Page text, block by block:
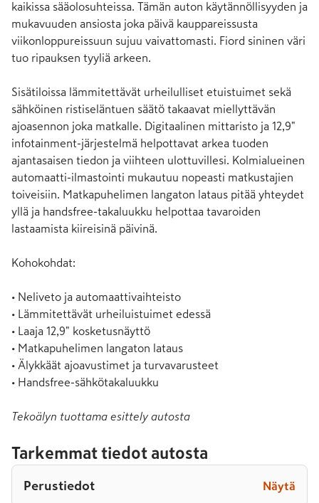
kaikissa sääolosuhteissa. Tämän auton käytännöllisyyden ja
mukavuuden ansiosta joka päivä kauppareissusta
viikonloppureissuun sujuu vaivattomasti. Fiord sininen väri
tuo ripauksen tyyliä arkeen.
Sisätiloissa lämmitettävät urheilulliset etuistuimet sekä
sähköinen ristiseläntuen säätö takaavat miellyttävän
ajoasennon joka matkalle. Digitaalinen mittaristo ja 12,9"
infotainment-järjestelmä helpottavat arkea tuoden
ajantasaisen tiedon ja viihteen ulottuvillesi. Kolmialueinen
automaatti-ilmastointi mukautuu nopeasti matkustajien
toiveisiin. Matkapuhelimen langaton lataus pitää yhteydet
yllä ja handsfree-takaluukku helpottaa tavaroiden
lastaamista kiireisinä päivinä.
Kohokohdat:
• Neliveto ja automaattivaihteisto
• Lämmitettävät urheiluistuimet edessä
• Laaja 12,9" kosketusnäyttö
• Matkapuhelimen langaton lataus
• Älykkäät ajoavustimet ja turvavarusteet
• Handsfree-sähkötakaluukku
Tekoälyn tuottama esittely autosta
Tarkemmat tiedot autosta
Perustiedot Näytä